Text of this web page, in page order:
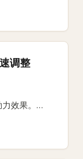
调整
效果。